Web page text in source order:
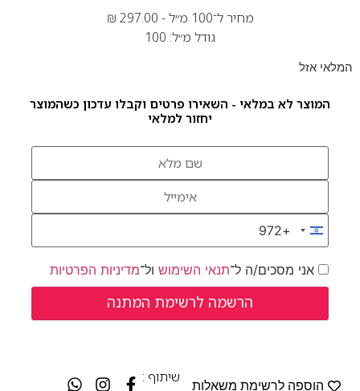
מחיר ל־100 מ״ל -
₪ 297.00
גודל מ״ל: 100
המלאי אזל
המוצר לא במלאי - השאירו פרטים וקבלו עדכון כשהמוצר
יחזור למלאי
Israel +972
+972
אני מסכים/ה ל־תנאי השימושול־מדיניות הפרטיות
הוספה לרשימת משאלות
שיתוף :